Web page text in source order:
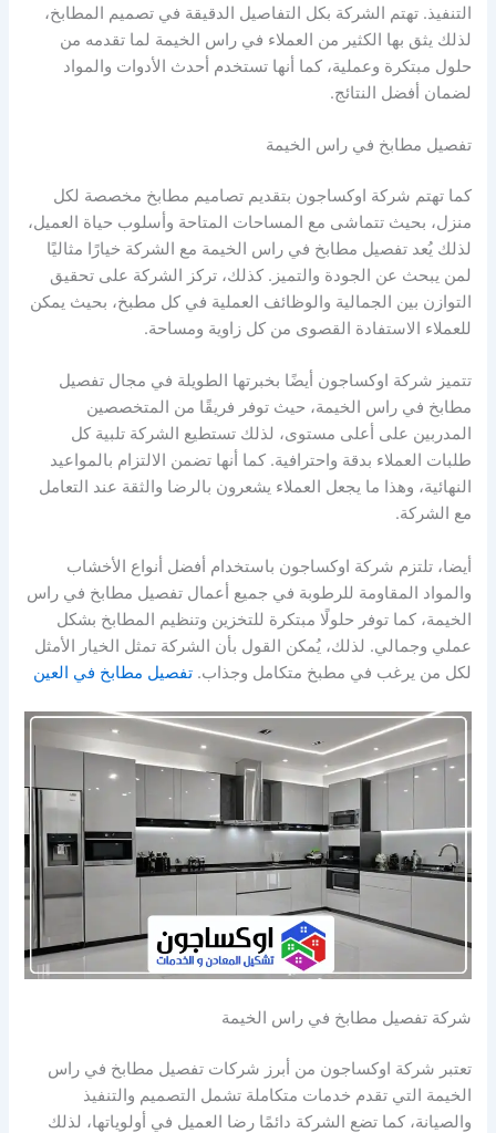
التنفيذ. تهتم الشركة بكل التفاصيل الدقيقة في تصميم المطابخ،
لذلك يثق بها الكثير من العملاء في راس الخيمة لما تقدمه من
حلول مبتكرة وعملية، كما أنها تستخدم أحدث الأدوات والمواد
لضمان أفضل النتائج.
تفصيل مطابخ في راس الخيمة
كما تهتم شركة اوكساجون بتقديم تصاميم مطابخ مخصصة لكل
منزل، بحيث تتماشى مع المساحات المتاحة وأسلوب حياة العميل،
لذلك يُعد تفصيل مطابخ في راس الخيمة مع الشركة خيارًا مثاليًا
لمن يبحث عن الجودة والتميز. كذلك، تركز الشركة على تحقيق
التوازن بين الجمالية والوظائف العملية في كل مطبخ، بحيث يمكن
للعملاء الاستفادة القصوى من كل زاوية ومساحة.
تتميز شركة اوكساجون أيضًا بخبرتها الطويلة في مجال تفصيل
مطابخ في راس الخيمة، حيث توفر فريقًا من المتخصصين
المدربين على أعلى مستوى، لذلك تستطيع الشركة تلبية كل
طلبات العملاء بدقة واحترافية. كما أنها تضمن الالتزام بالمواعيد
النهائية، وهذا ما يجعل العملاء يشعرون بالرضا والثقة عند التعامل
مع الشركة.
أيضا، تلتزم شركة اوكساجون باستخدام أفضل أنواع الأخشاب
والمواد المقاومة للرطوبة في جميع أعمال تفصيل مطابخ في راس
الخيمة، كما توفر حلولًا مبتكرة للتخزين وتنظيم المطابخ بشكل
عملي وجمالي. لذلك، يُمكن القول بأن الشركة تمثل الخيار الأمثل
لكل من يرغب في مطبخ متكامل وجذاب.تفصيل مطابخ في العين
شركة تفصيل مطابخ في راس الخيمة
تعتبر شركة اوكساجون من أبرز شركات تفصيل مطابخ في راس
الخيمة التي تقدم خدمات متكاملة تشمل التصميم والتنفيذ
والصيانة، كما تضع الشركة دائمًا رضا العميل في أولوياتها، لذلك